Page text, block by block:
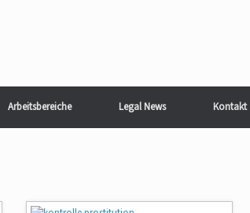
Arbeitsbereiche Legal News Kontakt